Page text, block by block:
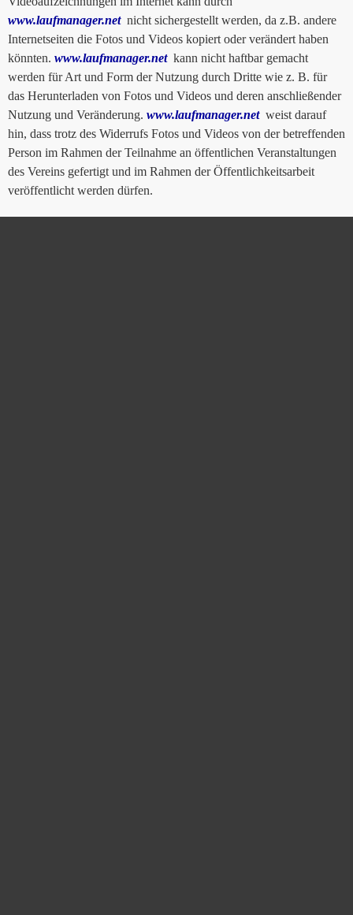
www.laufmanager.netnicht sichergestellt werden, da z.B. andere
Internetseiten die Fotos und Videos kopiert oder verändert haben
könnten. www.laufmanager.netkann nicht haftbar gemacht
werden für Art und Form der Nutzung durch Dritte wie z. B. für
das Herunterladen von Fotos und Videos und deren anschließender
Nutzung und Veränderung. www.laufmanager.netweist darauf
hin, dass trotz des Widerrufs Fotos und Videos von der betreffenden
Person im Rahmen der Teilnahme an öffentlichen Veranstaltungen
des Vereins gefertigt und im Rahmen der Öffentlichkeitsarbeit
veröffentlicht werden dürfen.